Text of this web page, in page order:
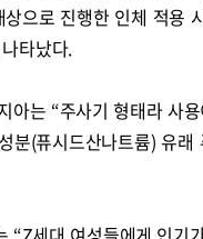
상으로 진행한 인체 적
타났다.
아는 “주사기 형태라 사
분(퓨시드산나트륨) 유